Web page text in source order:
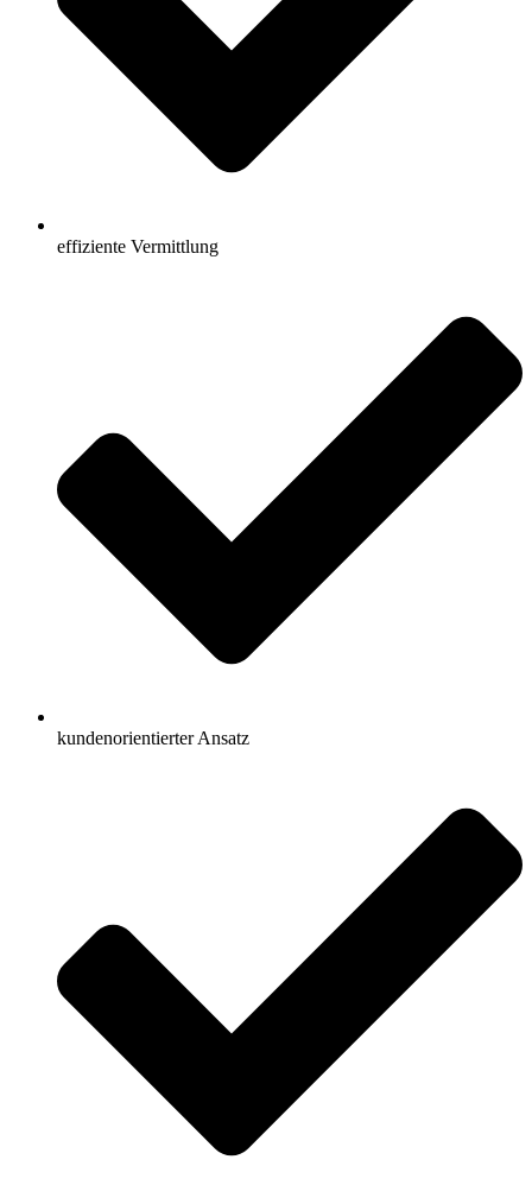
effiziente Vermittlung
kundenorientierter Ansatz